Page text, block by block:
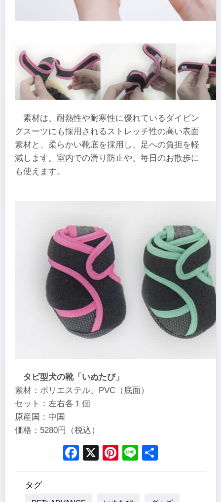
素材は、耐熱性や耐寒性に優れているダイビン
グスーツにも採用されるストレッチ性の高い表面
素材と、柔らかい靴底を採用し、足への負担を軽
減します。室内での滑り防止や、毎日のお散歩に
も使えます。
タビ型犬の靴「いぬたび」
素材：ポリエステル、PVC（底面）
セット：左右各１個
原産国：中国
価格：5280円（税込）
Facebook
X Pinterest
Line
タグ